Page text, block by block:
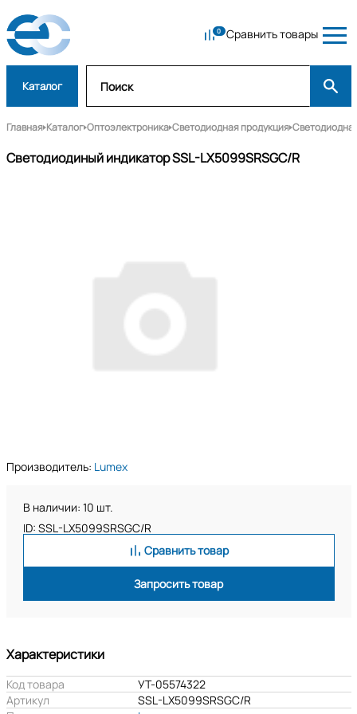
Сравнить товары
Каталог
Главная Каталог Оптоэлектроника Светодиодная продукция
Светодиодиный индикатор SSL-LX5099SRSGC/R
Производитель: Lumex
В наличии: 10 шт.
ID: SSL-LX5099SRSGC/R
Сравнить товар
Запросить товар
Характеристики
Код товара
УТ-05574322
Артикул
SSL-LX5099SRSGC/R